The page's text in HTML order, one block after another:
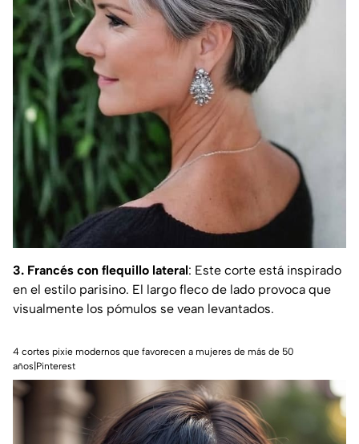
3. Francés con flequillo lateral: Este corte está inspirado
en el estilo parisino. El largo fleco de lado provoca que
visualmente los pómulos se vean levantados.
4 cortes pixie modernos que favorecen a mujeres de más de 50
años|Pinterest